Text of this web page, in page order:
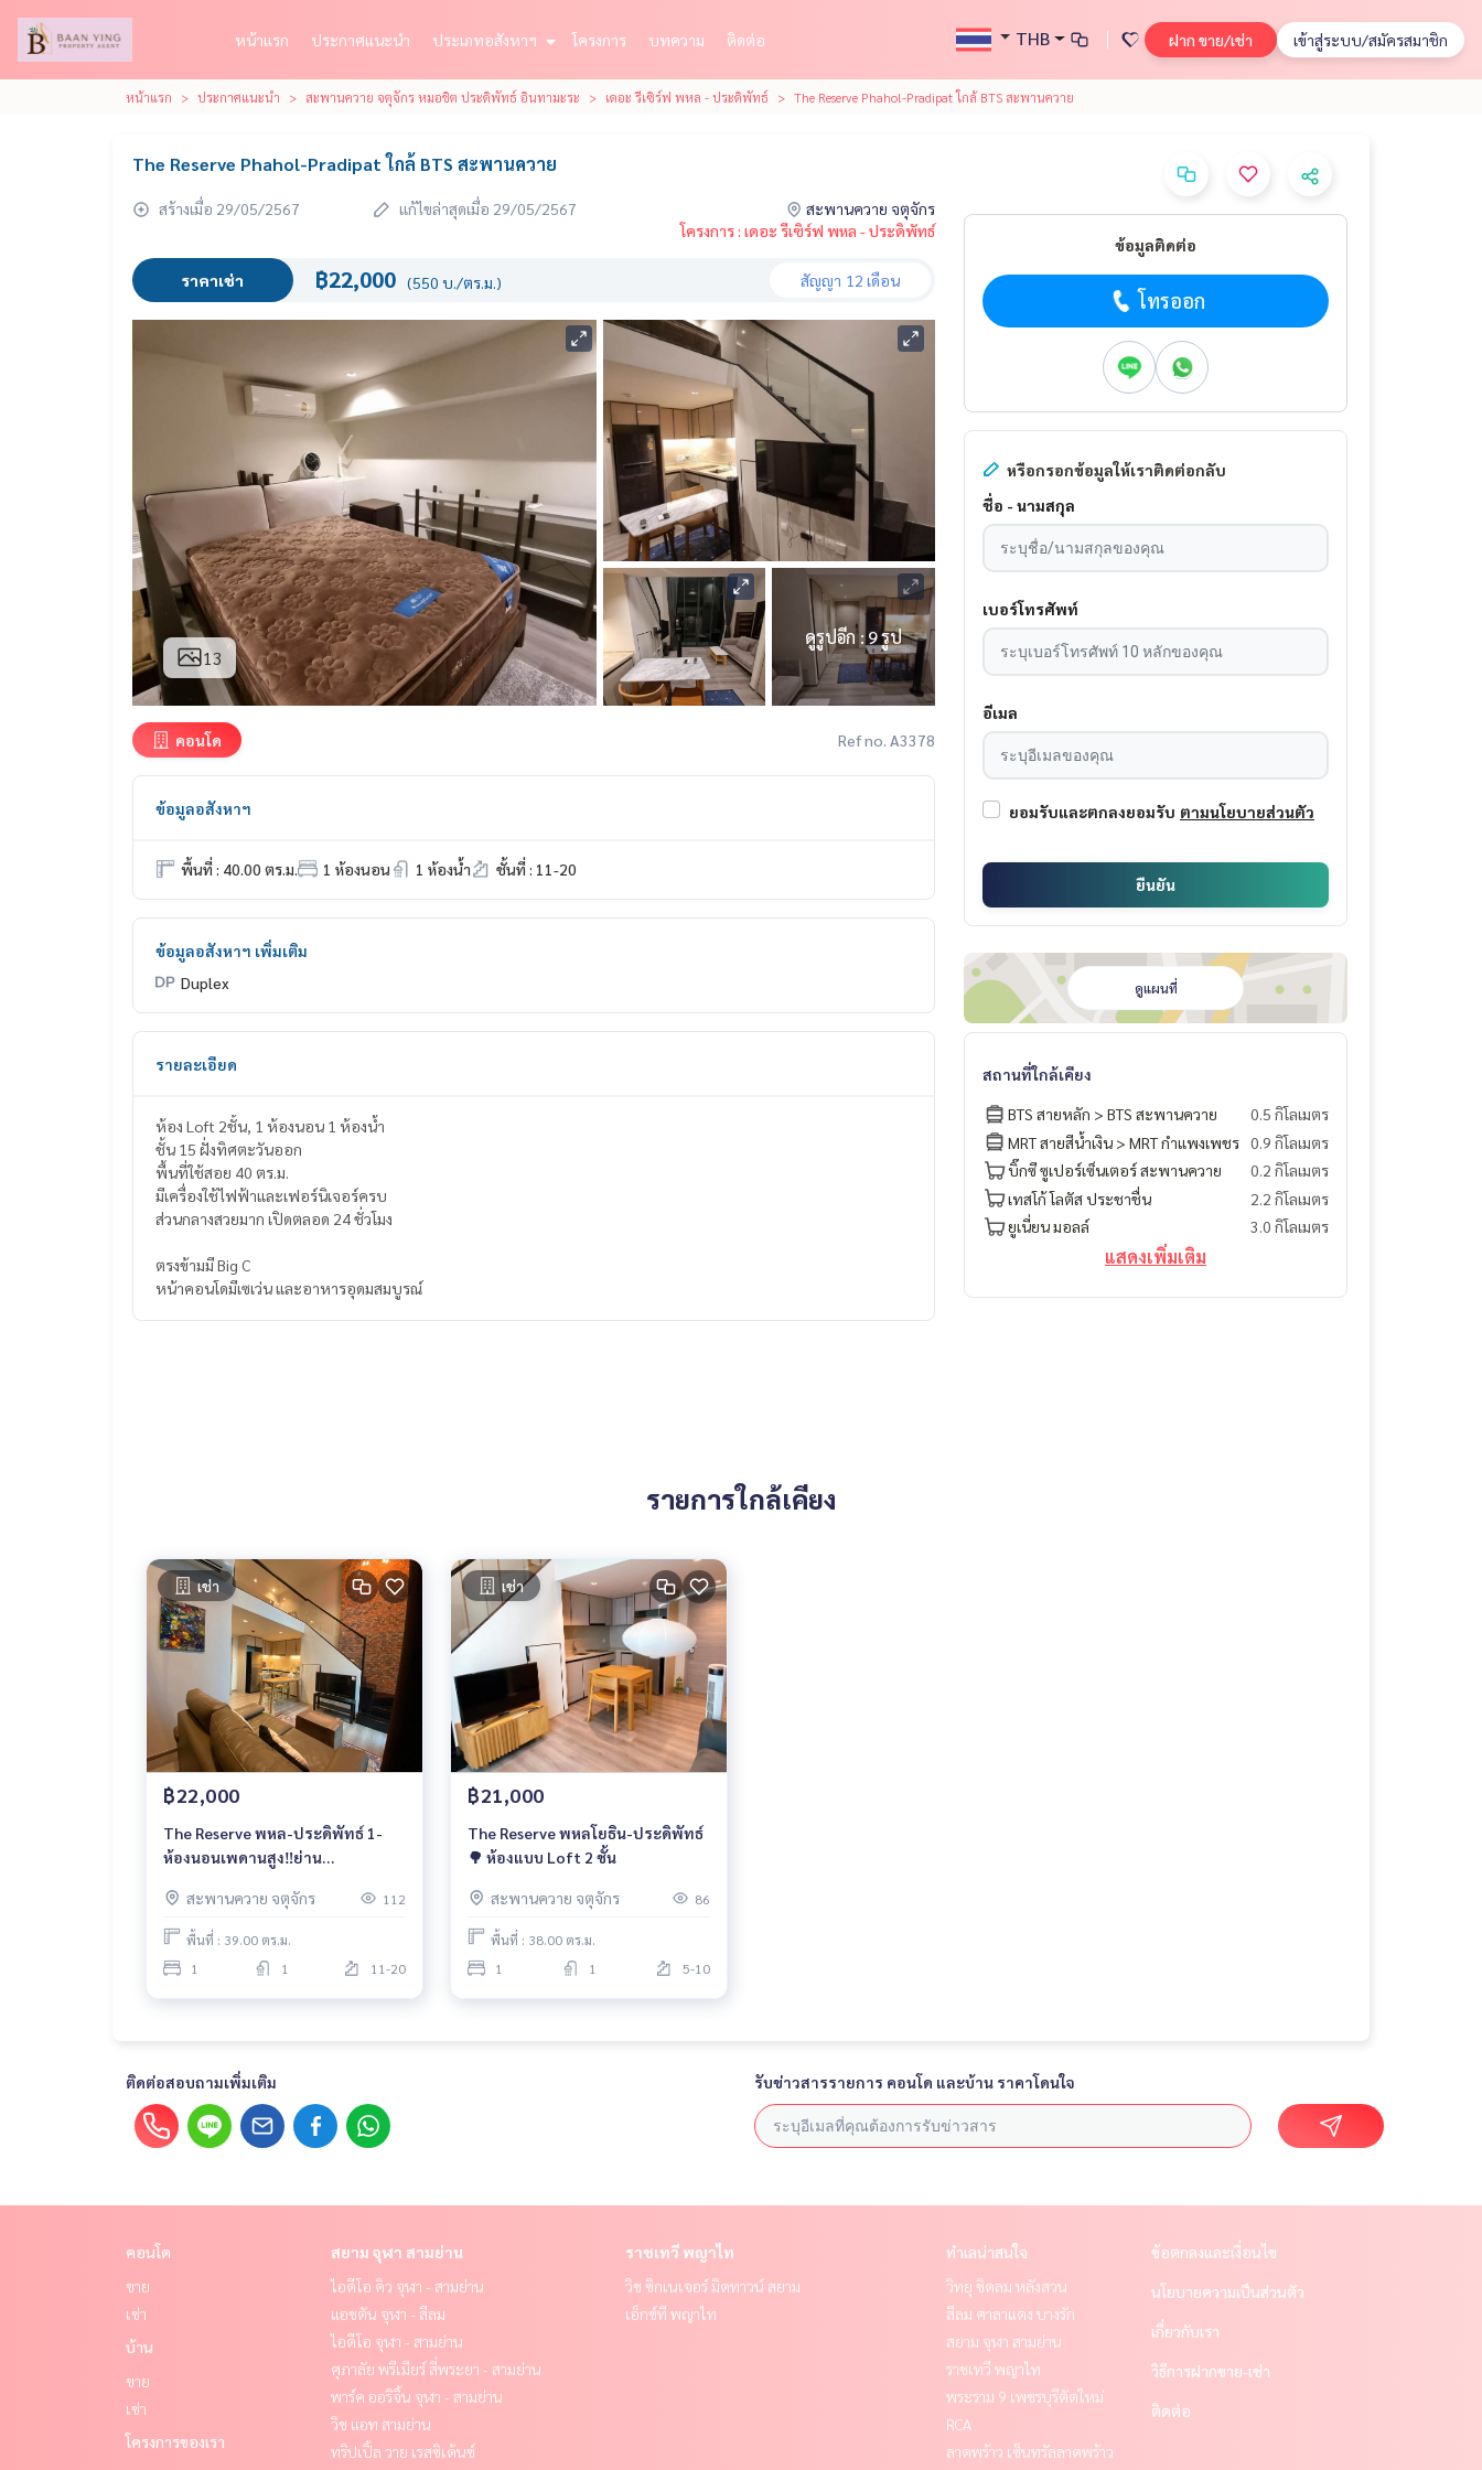
หน้าแรก ประกาศแนะนำ ประเภทอสังหาฯ โครงการ บทความ ติดต่อ THB ฝาก ขาย/เช่า เข้าสู่ระบบ/สมัครสมาชิก
หน้าแรก ประกาศแนะนำ สะพานควาย จตุจักร หมอชิต ประดิพัทธ์ อินทามะระ เดอะ รีเซิร์ฟ พหล - ประดิพัทธ์ The Reserve Phahol-Pradipat ใกล้ BTS สะพานควาย
The Reserve Phahol-Pradipat ใกล้ BTS สะพานควาย
สร้างเมื่อ 29/05/2567 แก้ไขล่าสุดเมื่อ 29/05/2567
สะพานควาย จตุจักร
โครงการ : เดอะ รีเซิร์ฟ พหล - ประดิพัทธ์
ราคาเช่า ฿22,000 (550 บ./ตร.ม.) สัญญา 12 เดือน
13
ดูรูปอีก : 9 รูป
คอนโด Ref no. A3378
ข้อมูลอสังหาฯ
พื้นที่ : 40.00 ตร.ม. 1 ห้องนอน 1 ห้องน้ำ ชั้นที่ : 11-20
ข้อมูลอสังหาฯ เพิ่มเติม
Duplex
รายละเอียด
ห้อง Loft 2ชั้น, 1 ห้องนอน 1 ห้องน้ำ
ชั้น 15 ฝั่งทิศตะวันออก
พื้นที่ใช้สอย 40 ตร.ม.
มีเครื่องใช้ไฟฟ้าและเฟอร์นิเจอร์ครบ
ส่วนกลางสวยมาก เปิดตลอด 24 ชั่วโมง
ตรงข้ามมี Big C
หน้าคอนโดมีเซเว่น และอาหารอุดมสมบูรณ์
ข้อมูลติดต่อ
โทรออก
หรือกรอกข้อมูลให้เราติดต่อกลับ
ชื่อ - นามสกุล
เบอร์โทรศัพท์
อีเมล
ยอมรับและตกลงยอมรับ ตามนโยบายส่วนตัว
ยืนยัน
ดูแผนที่
สถานที่ใกล้เคียง
BTS สายหลัก > BTS สะพานควาย
0.5 กิโลเมตร
MRT สายสีน้ำเงิน > MRT กำแพงเพชร 0.9 กิโลเมตร
บิ๊กซี ซูเปอร์เซ็นเตอร์ สะพานควาย
0.2 กิโลเมตร
เทสโก้ โลตัส ประชาชื่น
2.2 กิโลเมตร
ยูเนี่ยน มอลล์
3.0 กิโลเมตร
แสดงเพิ่มเติม
รายการใกล้เคียง
เช่า
฿22,000
The Reserve พหล-ประดิพัทธ์ 1-
ห้องนอนเพดานสูง‼️ย่าน
สะพานควาย)
สะพานควาย จตุจักร 112
พื้นที่ : 39.00 ตร.ม.
1
1 11-20
เช่า
฿21,000
The Reserve พหลโยธิน-ประดิพัทธ์
🌳 ห้องแบบ Loft 2 ชั้น
สะพานควาย จตุจักร 86
พื้นที่ : 38.00 ตร.ม.
1
1 5-10
ติดต่อสอบถามเพิ่มเติม รับข่าวสารรายการ คอนโด และบ้าน ราคาโดนใจ
คอนโด
ขาย
เช่า
บ้าน
ขาย
เช่า
โครงการของเรา
สยาม จุฬา สามย่าน
ไอดีโอ คิว จุฬา - สามย่าน
แอชตัน จุฬา - สีลม
ไอดีโอ จุฬา - สามย่าน
ศุภาลัย พรีเมียร์ สี่พระยา - สามย่าน
พาร์ค ออริจิ้น จุฬา - สามย่าน
วิช แอท สามย่าน
ทริปเปิ้ล วาย เรสซิเด้นซ์
ราชเทวี พญาไท
วิช ซิกเนเจอร์ มิดทาวน์ สยาม
เอ็กซ์ที พญาไท
ทำเลน่าสนใจ
วิทยุ ชิดลม หลังสวน
สีลม ศาลาแดง บางรัก
สยาม จุฬา สามย่าน
ราชเทวี พญาไท
พระราม 9 เพชรบุรีตัดใหม่
RCA
ลาดพร้าว เซ็นทรัลลาดพร้าว
ข้อตกลงและเงื่อนไข
นโยบายความเป็นส่วนตัว
เกี่ยวกับเรา
วิธีการฝากขาย-เช่า
ติดต่อ